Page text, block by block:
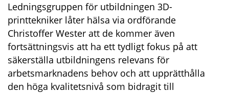
Ledningsgruppen för utbildningen 3D-
printtekniker låter hälsa via ordförande
Christoffer Wester att de kommer även
fortsättningsvis att ha ett tydligt fokus på att
säkerställa utbildningens relevans för
arbetsmarknadens behov och att upprätthålla
den höga kvalitetsnivå som bidragit till